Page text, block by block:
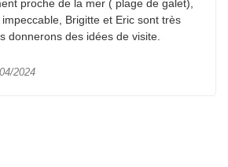
proche de la mer ( plage de galet),
Brigitte et Eric sont très
donnerons des idées de visite.
2024